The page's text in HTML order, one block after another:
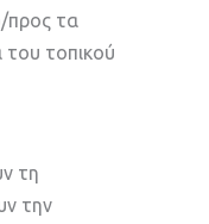
προς τα
του τοπικού
τη
την